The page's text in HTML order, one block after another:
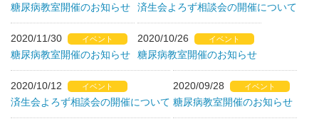
糖尿病教室開催のお知らせ 済生会よろず相談会の開催について
2020/11/30 イベント
糖尿病教室開催のお知らせ
2020/10/26 イベント
糖尿病教室開催のお知らせ
2020/10/12 イベント
済生会よろず相談会の開催について
2020/09/28 イベント
糖尿病教室開催のお知らせ